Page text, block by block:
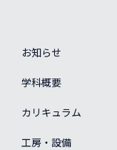
お知らせ
学科概要
カリキュラム
工房・設備